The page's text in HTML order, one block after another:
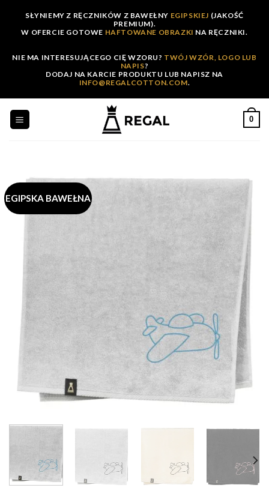
content
SŁYNIEMY Z RĘCZNIKÓW Z BAWEŁNY EGIPSKIEJ (JAKOŚĆ
PREMIUM).
W OFERCIE GOTOWE HAFTOWANE OBRAZKI NA RĘCZNIKI.
NIE MA INTERESUJĄCEGO CIĘ WZORU? TWÓJ WZÓR, LOGO LUB
NAPIS?
DODAJ NA KARCIE PRODUKTU LUB NAPISZ NA
INFO@REGALCOTTON.COM.
0
EGIPSKA BAWEŁNA